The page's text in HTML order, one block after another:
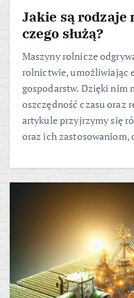
Jakie są rodzaje
czego służą?
Maszyny rolnicze
rolnictwie, umożliwiając
gospodarstw. Dzięki nim
oszczędność czasu oraz
artykule przyjrzymy się
oraz ich